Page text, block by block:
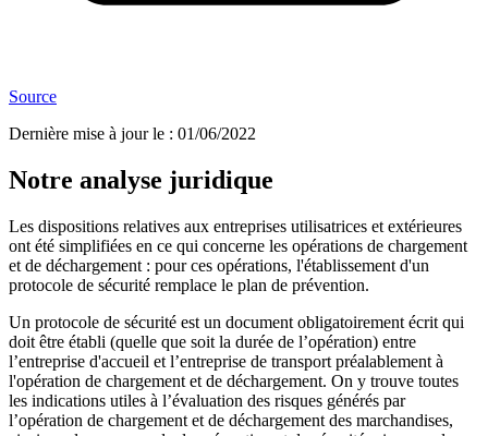
Source
Dernière mise à jour le : 01/06/2022
Notre analyse juridique
Les dispositions relatives aux entreprises utilisatrices et extérieures
ont été simplifiées en ce qui concerne les opérations de chargement
et de déchargement : pour ces opérations, l'établissement d'un
protocole de sécurité remplace le plan de prévention.
Un protocole de sécurité est un document obligatoirement écrit qui
doit être établi (quelle que soit la durée de l’opération) entre
l’entreprise d'accueil et l’entreprise de transport préalablement à
l'opération de chargement et de déchargement. On y trouve toutes
les indications utiles à l’évaluation des risques générés par
l’opération de chargement et de déchargement des marchandises,